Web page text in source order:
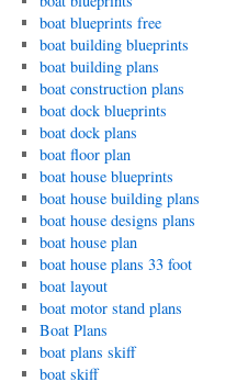
boat blueprints free
boat building blueprints
boat building plans
boat construction plans
boat dock blueprints
boat dock plans
boat floor plan
boat house blueprints
boat house building plans
boat house designs plans
boat house plan
boat house plans 33 foot
boat layout
boat motor stand plans
Boat Plans
boat plans skiff
boat skiff